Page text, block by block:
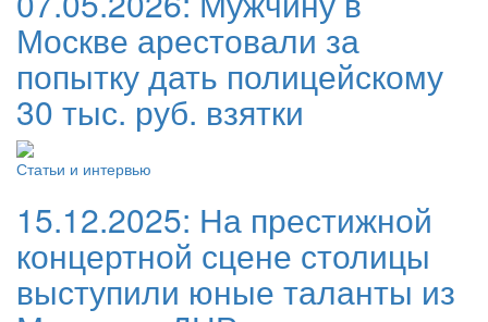
Москве арестовали за
попытку дать полицейскому
30 тыс. руб. взятки
Статьи и интервью
15.12.2025: На престижной
концертной сцене столицы
выступили юные таланты из